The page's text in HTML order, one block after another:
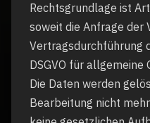
Rechtsgrundlage ist
soweit die Anfrage der
Vertragsdurchführung
DSGVO für
Die Daten werden
Bearbeitung nicht